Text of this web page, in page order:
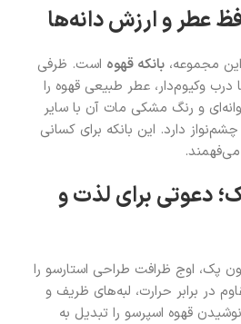
عطر و ارزش دانه‌ها
مجموعه، بانکه قهوه است. ظرفی
وکیوم‌دار، عطر طبیعی قهوه را
و رنگ مشکی مات آن با سایر
دارد. این بانکه برای کسانی
دعوتی برای لذت و
پک، اوج ظرافت طراحی استارسو را
در برابر حرارت، لبه‌های ظریف و
نوشیدن قهوه اسپرسو را تبدیل به